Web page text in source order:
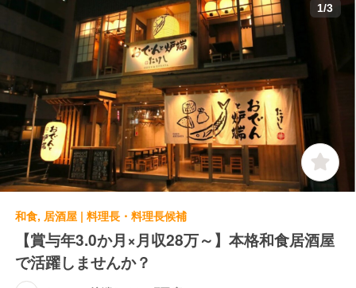
1/3
和食, 居酒屋 | 料理長・料理長候補
【賞与年3.0か月×月収28万～】本格和食居酒屋
で活躍しませんか？